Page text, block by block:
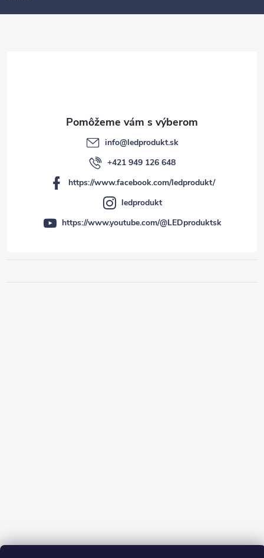
t
info@ledprodukt.sk
+421 949 126 648
https://www.facebook.com/ledprodukt/
ledprodukt
https://www.youtube.com/@LEDproduktsk